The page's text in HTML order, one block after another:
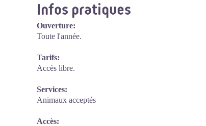
Infos pratiques
Ouverture:
Toute l'année.
Tarifs:
Accès libre.
Services:
Animaux acceptés
Accès: